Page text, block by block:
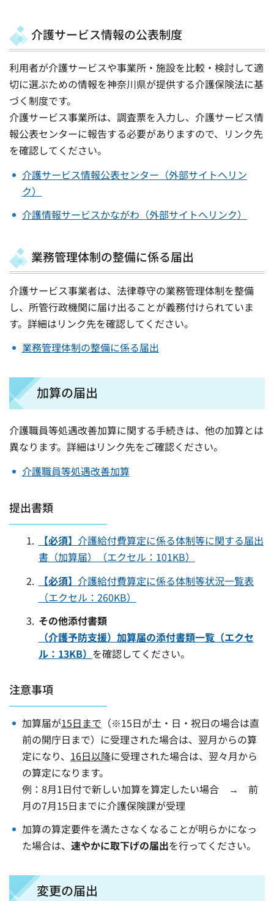
介護サービス情報の公表制度
利用者が介護サービスや事業所・施設を比較・検討して適
切に選ぶための情報を神奈川県が提供する介護保険法に基
づく制度です。
介護サービス事業所は、調査票を入力し、介護サービス情
報公表センターに報告する必要がありますので、リンク先
を確認してください。
介護サービス情報公表センター（外部サイトへリン
ク）
介護情報サービスかながわ（外部サイトへリンク）
業務管理体制の整備に係る届出
介護サービス事業者は、法律尊守の業務管理体制を整備
し、所管行政機関に届け出ることが義務付けられていま
す。詳細はリンク先を確認してください。
業務管理体制の整備に係る届出
加算の届出
介護職員等処遇改善加算に関する手続きは、他の加算とは
異なります。詳細はリンク先をご確認ください。
介護職員等処遇改善加算
提出書類
【必須】 介護給付費算定に係る体制等に関する届出
書（加算届）（エクセル：101KB）
【必須】 介護給付費算定に係る体制等状況一覧表
（エクセル：260KB）
その他添付書類
（介護予防支援）加算届の添付書類一覧（エクセ
ル：13KB） を確認してください。
注意事項
加算届が15日まで （※15日が土・日・祝日の場合は直
前の開庁日まで）に受理された場合は、翌月からの算
定になり、 16日以降に受理された場合は、翌々月から
の算定になります。
例：8月1日付で新しい加算を算定したい場合 → 前
月の7月15日までに介護保険課が受理
加算の算定要件を満たさなくなることが明らかになっ
た場合は、 速やかに取下げの届出を行ってください。
変更の届出